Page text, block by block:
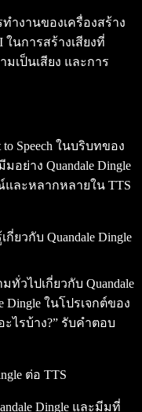
ำงานของเครื่องสร้าง
ในการสร้างเสียงที่
เป็นเสียง และการ
Speech ในบริบทของ
ย่าง Quandale Dingle
ละหลากหลายใน TTS
วกับ Quandale Dingle
วไปเกี่ยวกับ Quandale
Dingle ในโปรเจกต์ของ
ไรบ้าง?” รับคำตอบ
ต่อ TTS
Dingle และมีมที่